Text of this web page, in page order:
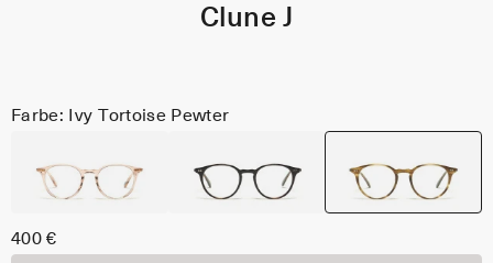
Clune J
Farbe: Ivy Tortoise Pewter
400 €